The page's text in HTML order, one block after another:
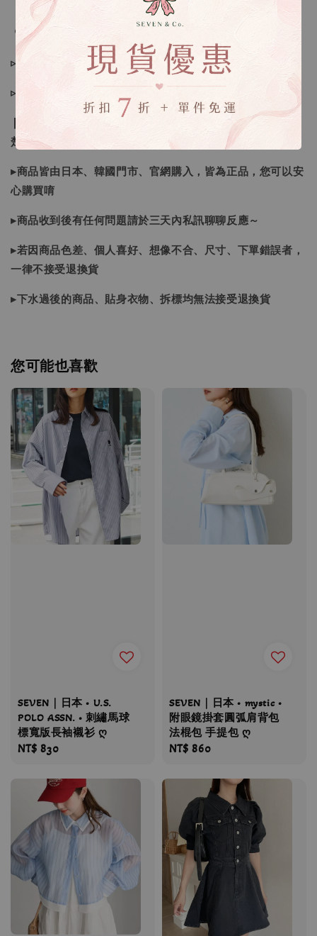
🔍IG搜尋：Sevenjewelry.co
▹現貨商品１～３日內寄出
▹預購商品７～２１日（不含假日）寄出，如遇缺貨請見諒！
❙ 本賣場不接受下標後要求取消訂單（下標前請三思與看清
楚）❙
▸商品皆由日本、韓國門市、官網購入，皆為正品，您可以安
心購買唷
▸商品收到後有任何問題請於三天內私訊聊聊反應～
▸若因商品色差、個人喜好、想像不合、尺寸、下單錯誤者，
一律不接受退換貨
▸下水過後的商品、貼身衣物、拆標均無法接受退換貨
您可能也喜歡
SEVEN｜日本 • U.S.
POLO ASSN. • 刺繡馬球
標寬版長袖襯衫 ღ
Regular
NT$ 830
SEVEN｜日本 • mystic •
附眼鏡掛套圓弧肩背包
法棍包 手提包 ღ
Regular
NT$ 860